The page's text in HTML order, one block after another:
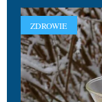
ZDROWIE